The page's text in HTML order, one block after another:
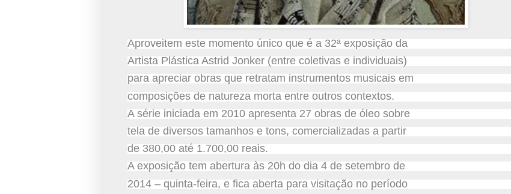
Aproveitem este momento único que é a 32ª exposição da
Artista Plástica Astrid Jonker (entre coletivas e individuais)
para apreciar obras que retratam instrumentos musicais em
composições de natureza morta entre outros contextos.
A série iniciada em 2010 apresenta 27 obras de óleo sobre
tela de diversos tamanhos e tons, comercializadas a partir
de 380,00 até 1.700,00 reais.
A exposição tem abertura às 20h do dia 4 de setembro de
2014 – quinta-feira, e fica aberta para visitação no período